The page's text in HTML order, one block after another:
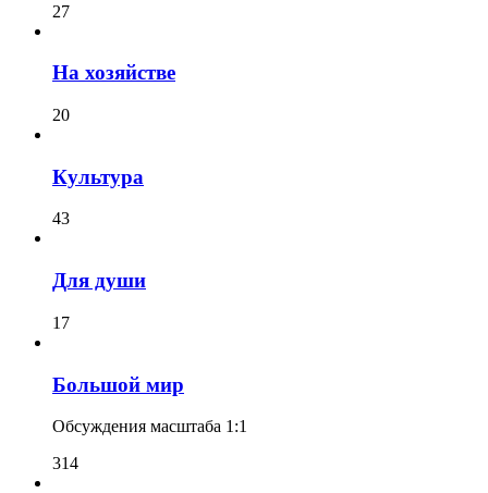
27
На хозяйстве
20
Культура
43
Для души
17
Большой мир
Обсуждения масштаба 1:1
314